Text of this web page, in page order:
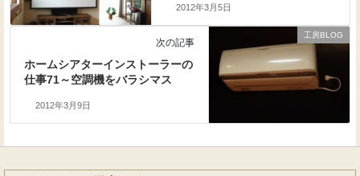
2012年3月5日
工房BLOG
次の記事
ホームシアターインストーラーの
仕事71～空調機をバラシマス
2012年3月9日